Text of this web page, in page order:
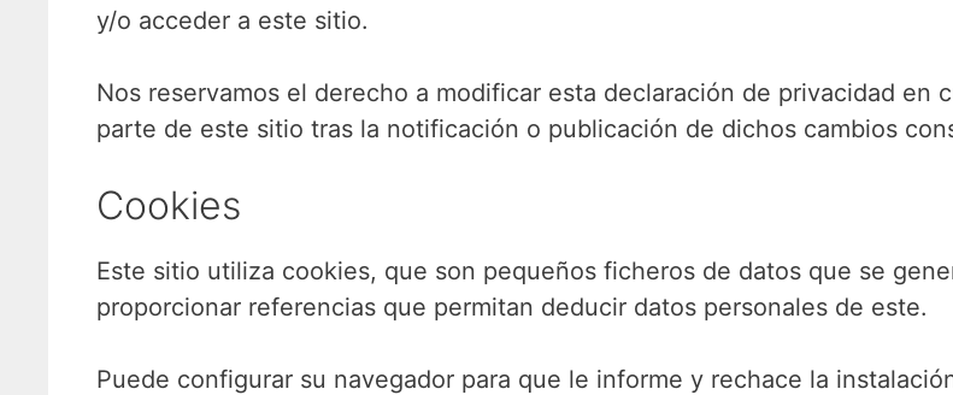
y/o acceder a este sitio.
Nos reservamos el derecho a modificar esta declaración de privacidad en
parte de este sitio tras la notificación o publicación de dichos cambios
Cookies
Este sitio utiliza cookies, que son pequeños ficheros de datos que se
proporcionar referencias que permitan deducir datos personales de este.
Puede configurar su navegador para que le informe y rechace la